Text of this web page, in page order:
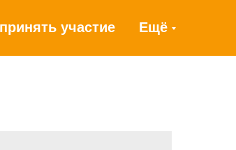
участие Ещё